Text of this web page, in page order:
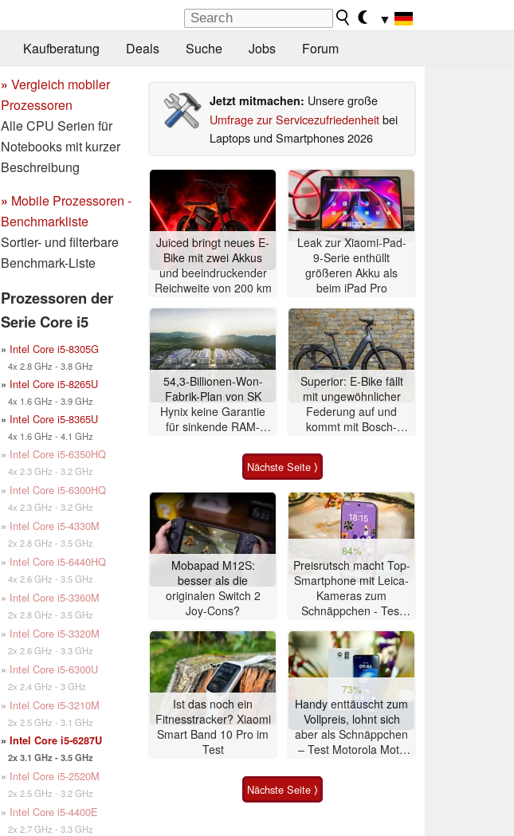
▼
Kaufberatung Deals Suche Jobs Forum
» Vergleich mobiler
Prozessoren
Alle CPU Serien für
Notebooks mit kurzer
Beschreibung
» Mobile Prozessoren -
Benchmarkliste
Sortier- und filterbare
Benchmark-Liste
Prozessoren der
Serie Core i5
» Intel Core i5-8305G
4x 2.8 GHz - 3.8 GHz
» Intel Core i5-8265U
4x 1.6 GHz - 3.9 GHz
» Intel Core i5-8365U
4x 1.6 GHz - 4.1 GHz
» Intel Core i5-6350HQ
4x 2.3 GHz - 3.2 GHz
» Intel Core i5-6300HQ
4x 2.3 GHz - 3.2 GHz
» Intel Core i5-4330M
2x 2.8 GHz - 3.5 GHz
» Intel Core i5-6440HQ
4x 2.6 GHz - 3.5 GHz
» Intel Core i5-3360M
2x 2.8 GHz - 3.5 GHz
» Intel Core i5-3320M
2x 2.6 GHz - 3.3 GHz
» Intel Core i5-6300U
2x 2.4 GHz - 3 GHz
» Intel Core i5-3210M
2x 2.5 GHz - 3.1 GHz
» Intel Core i5-6287U
2x 3.1 GHz - 3.5 GHz
» Intel Core i5-2520M
2x 2.5 GHz - 3.2 GHz
» Intel Core i5-4400E
2x 2.7 GHz - 3.3 GHz
Jetzt mitmachen: Unsere große
Umfrage zur Servicezufriedenheitbei
Laptops und Smartphones 2026
Juiced bringt neues E-
Bike mit zwei Akkus
und beeindruckender
Reichweite von 200 km
Leak zur Xiaomi-Pad-
9-Serie enthüllt
größeren Akku als
beim iPad Pro
54,3-Billionen-Won-
Fabrik-Plan von SK
Hynix keine Garantie
für sinkende RAM-
Superior: E-Bike fällt
mit ungewöhnlicher
Federung auf und
kommt mit Bosch-
Nächste Seite ⟩
Mobapad M12S:
besser als die
originalen Switch 2
Joy-Cons?
84%
Preisrutsch macht Top-
Smartphone mit Leica-
Kameras zum
Schnäppchen - Test
Ist das noch ein
Fitnesstracker? Xiaomi
Smart Band 10 Pro im
Test
73%
Handy enttäuscht zum
Vollpreis, lohnt sich
aber als Schnäppchen
– Test Motorola Moto
Nächste Seite ⟩